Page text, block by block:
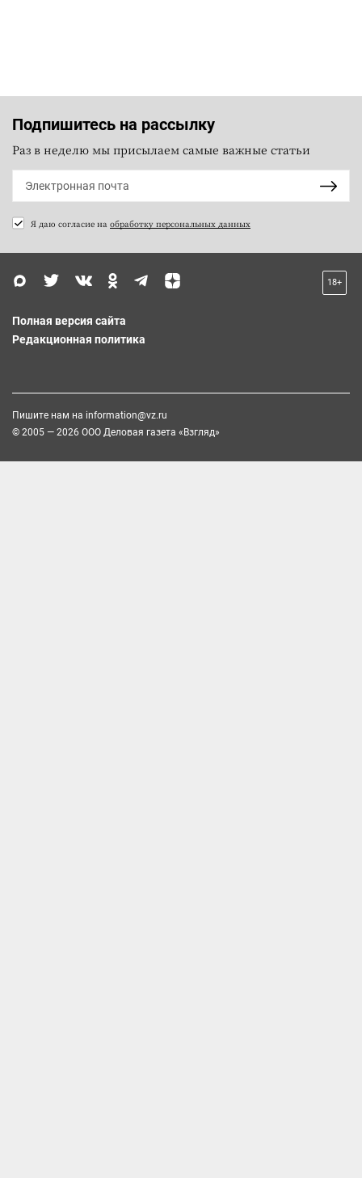
Подпишитесь на рассылку
Раз в неделю мы присылаем самые важные статьи
Я даю согласие на обработку персональных данных
18+
Полная версия сайта
Редакционная политика
Пишите нам на information@vz.ru
© 2005 — 2026 ООО Деловая газета «Взгляд»